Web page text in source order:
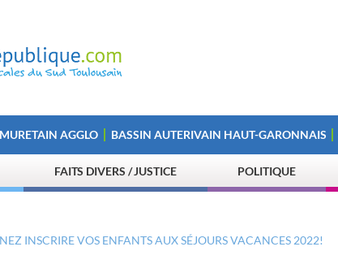
MURETAIN AGGLO BASSIN AUTERIVAIN HAUT-GARONNAIS
FAITS DIVERS / JUSTICE POLITIQUE
INSCRIRE VOS ENFANTS AUX SÉJOURS VACANCES 2022!